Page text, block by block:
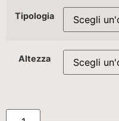
Tipologia
Altezza